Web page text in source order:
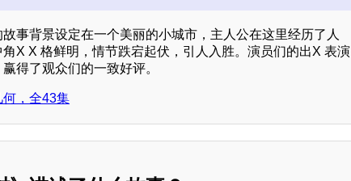
故事背景设定在一个美丽的小城市，主人公在这里经历了人
X X 格鲜明，情节跌宕起伏，引人入胜。演员们的出X 表演
得了观众们的一致好评。
何，全43集